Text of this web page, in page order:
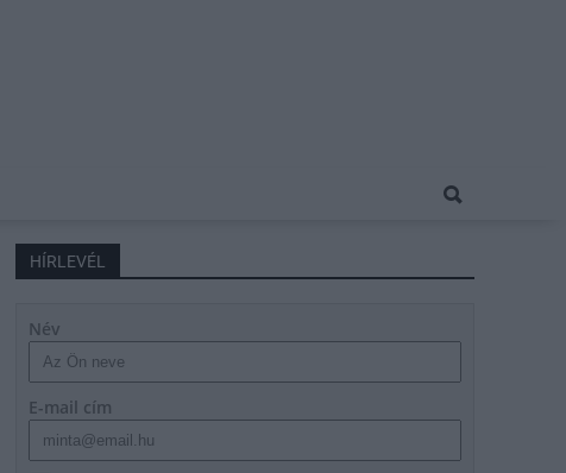
HÍRLEVÉL
Név
E-mail cím